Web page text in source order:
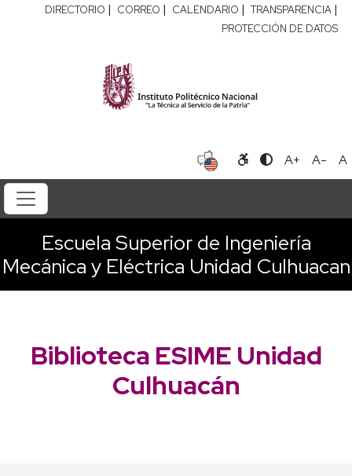
DIRECTORIO | CORREO | CALENDARIO | TRANSPARENCIA |
PROTECCIÓN DE DATOS
A+ A- A
Escuela Superior de Ingeniería
Mecánica y Eléctrica Unidad Culhuacan
Biblioteca ESIME Unidad
Culhuacán